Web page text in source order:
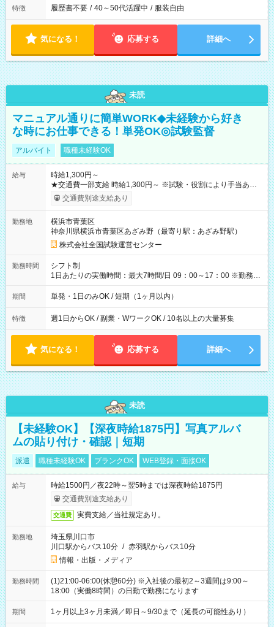
特徴 履歴書不要 / 40～50代活躍中 / 服装自由
気になる！ 応募する 詳細へ
未読
マニュアル通りに簡単WORK◆未経験から好き
な時にお仕事できる！単発OK◎試験監督
アルバイト 職種未経験OK
給与
時給1,300円～
★交通費一部支給 時給1,300円～ ※試験・役割により手当あり
※勤務回数により昇給あり 【即給（前払い）オプションあ
り！】 希望される場合、勤務から1週間ほどで給与の一部を受け
例】 ・河合塾模擬試験 8:30～17:30（休憩1時間） 時給1,300円
×8時間＝日収10,400円＋交通費 ※当日の役割により時給＋100
円の場合あり ・国家試験 7:00～13:30（休憩なし） 時給1,300
円（役割手当＋100円）×6時間＝日収8,400円＋交通費 【試用期
間】試用期間なし
交通費別途支給あり
勤務地
横浜市青葉区
神奈川県横浜市青葉区あざみ野（最寄り駅：あざみ野駅）
株式会社全国試験運営センター
勤務時間
シフト制
1日あたりの実働時間：最大7時間/日 09：00～17：00 ※勤務時
間は 試験により異なります。
期間 単発・1日のみOK / 短期（1ヶ月以内）
特徴 週1日からOK / 副業・WワークOK / 10名以上の大量募集
気になる！ 応募する 詳細へ
未読
【未経験OK】【深夜時給1875円】写真アルバ
ムの貼り付け・確認｜短期
派遣 職種未経験OK ブランクOK WEB登録・面接OK
給与
時給1500円／夜22時～翌5時までは深夜時給1875円
交通費別途支給あり
交通費 実費支給／当社規定あり。
勤務地
埼玉県川口市
川口駅からバス10分 / 赤羽駅からバス10分
情報・出版・メディア
勤務時間
(1)21:00-06:00(休憩60分) ※入社後の最初2～3週間は9:00～
18:00（実働8時間）の日勤で勤務になります
期間 1ヶ月以上3ヶ月未満／即日～9/30まで（延長の可能性あり）